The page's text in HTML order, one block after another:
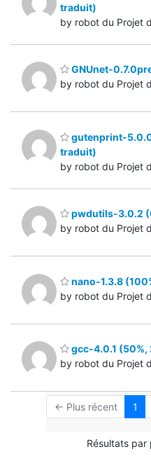
traduit)
by robot du Projet
GNUnet-
by robot du Projet
gutenprint-
traduit)
by robot du Projet
pwdutils-3.0.2
by robot du Projet
nano-1.3.8
by robot du Projet
gcc-4.0.1
by robot du Projet
← Plus récent 1
Résultats par